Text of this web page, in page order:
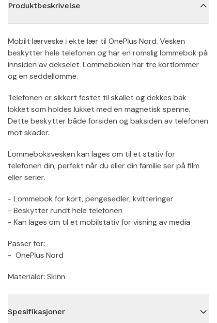
Produktbeskrivelse
Mobilt lærveske i ekte lær til OnePlus Nord. Vesken
beskytter hele telefonen og har en romslig lommebok på
innsiden av dekselet. Lommeboken har tre kortlommer
og en seddellomme.
Telefonen er sikkert festet til skallet og dekkes bak
lokket som holdes lukket med en magnetisk spenne.
Dette beskytter både forsiden og baksiden av telefonen
mot skader.
Lommeboksvesken kan lages om til et stativ for
telefonen din, perfekt når du eller din familie ser på film
eller serier.
- Lommebok for kort, pengesedler, kvitteringer
- Beskytter rundt hele telefonen
- Kan lages om til et mobilstativ for visning av media
Passer for:
- OnePlus Nord
Materialer: Skinn
Spesifikasjoner